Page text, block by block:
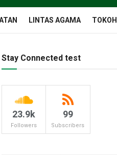
LINTAS AGAMA TOKOH
Stay Connected test
23.9k
Followers
99
Subscribers